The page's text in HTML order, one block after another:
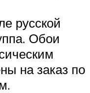
русской
Обои
на заказ по